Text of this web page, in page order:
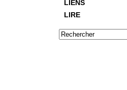
LIENS
LIRE